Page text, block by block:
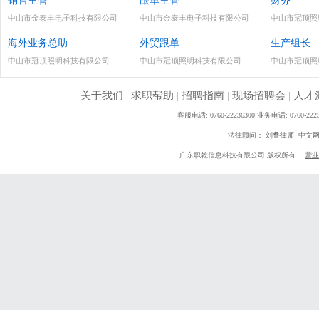
中山市金泰丰电子科技有限公司 中山市金泰丰电子科技有限公司 中山市冠顶
海外业务总助
中山市冠顶照明科技有限公司
外贸跟单
中山市冠顶照明科技有限公司
生产组长
中山市冠顶
关于我们 | 求职帮助 | 招聘指南| 现场招聘会 | 人才
客服电话: 0760-22236300 业务电话: 0760-
法律顾问： 刘叠律师 中文
广东职乾信息科技有限公司 版权所有 营